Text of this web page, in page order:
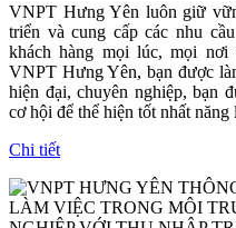
VNPT Hưng Yên luôn giữ
triển và cung cấp các nhu
khách hàng mọi lúc, mọi
VNPT Hưng Yên, bạn được
hiện đại, chuyên nghiệp, bạn
cơ hội để thể hiện tốt nhất năng
Chi tiết